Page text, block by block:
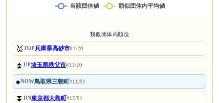
類似団体内順位
🥇TOP兵庫県高砂市#1/20
⏫UP埼玉県秩父市#11/20
●NOW鳥取県三朝町#11/91
⏬DN東京都大島町#12/91